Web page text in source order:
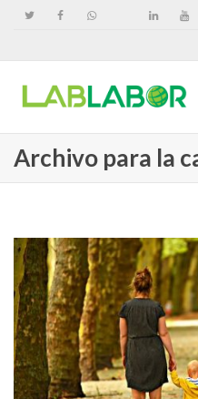
Archivo para la